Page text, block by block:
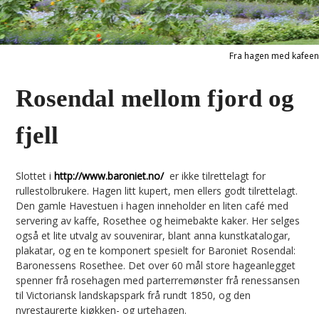
Fra hagen med kafeen
Rosendal mellom fjord og
fjell
Slottet ihttp://www.baroniet.no/er ikke tilrettelagt for
rullestolbrukere. Hagen litt kupert, men ellers godt tilrettelagt.
Den gamle Havestuen i hagen inneholder en liten café med
servering av kaffe, Rosethee og heimebakte kaker. Her selges
også et lite utvalg av souvenirar, blant anna kunstkatalogar,
plakatar, og en te komponert spesielt for Baroniet Rosendal:
Baronessens Rosethee. Det over 60 mål store hageanlegget
spenner frå rosehagen med parterremønster frå renessansen
til Victoriansk landskapspark frå rundt 1850, og den
nyrestaurerte kjøkken- og urtehagen.